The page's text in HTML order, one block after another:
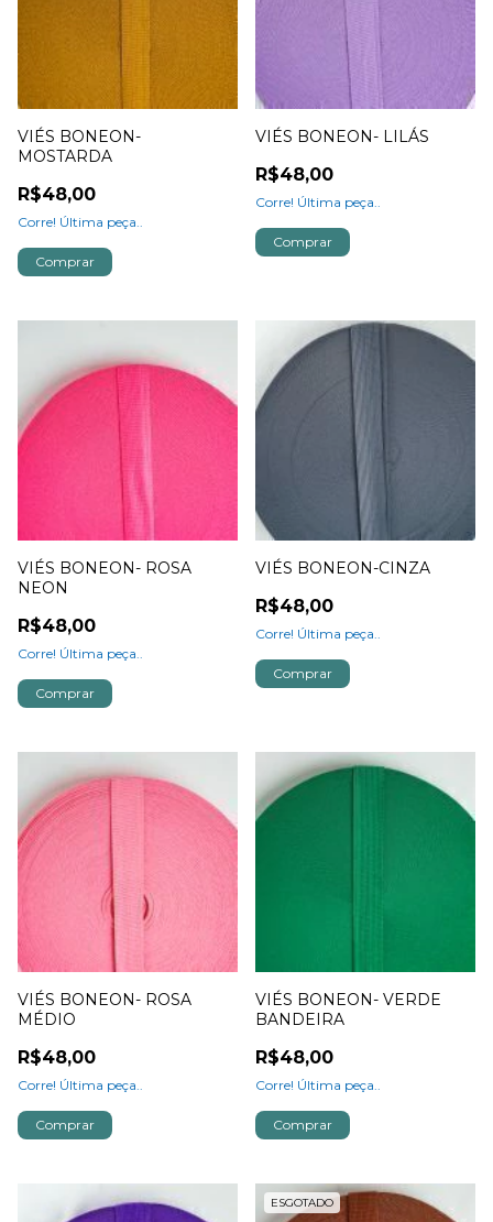
VIÉS BONEON-
MOSTARDA
R$48,00
Corre! Última peça..
Comprar
VIÉS BONEON- LILÁS
R$48,00
Corre! Última peça..
Comprar
VIÉS BONEON- ROSA
NEON
R$48,00
Corre! Última peça..
Comprar
VIÉS BONEON-CINZA
R$48,00
Corre! Última peça..
Comprar
VIÉS BONEON- ROSA
MÉDIO
R$48,00
Corre! Última peça..
Comprar
VIÉS BONEON- VERDE
BANDEIRA
R$48,00
Corre! Última peça..
Comprar
ESGOTADO